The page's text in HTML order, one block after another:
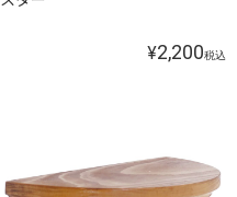
¥2,200税込